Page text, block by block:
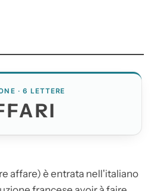
· 6 LETTERE
affare) è entrata nell'italiano